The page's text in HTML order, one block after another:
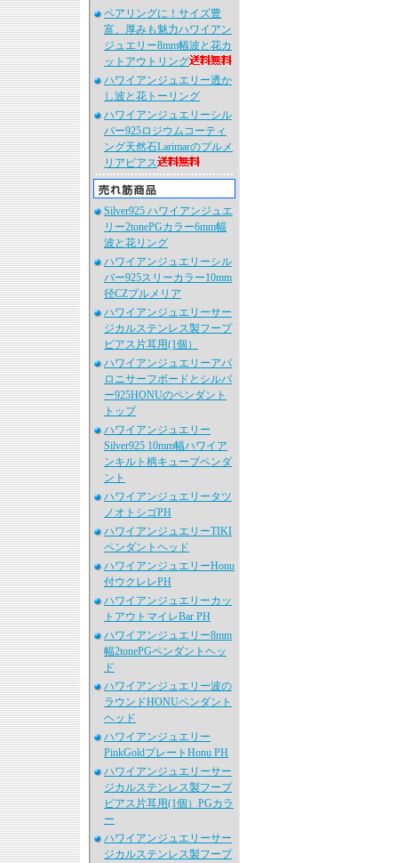
ペアリングに！サイズ豊
富、厚みも魅力ハワイアン
ジュエリー8mm幅波と花カ
ットアウトリング
ハワイアンジュエリー透か
し波と花トーリング
ハワイアンジュエリーシル
バー925ロジウムコーティ
ング天然石Larimarのプルメ
リアピアス
Silver925 ハワイアンジュエ
リー2tonePGカラー6mm幅
波と花リング
ハワイアンジュエリーシル
バー925スリーカラー10mm
径CZプルメリア
ハワイアンジュエリーサー
ジカルステンレス製フープ
ピアス片耳用(1個）
ハワイアンジュエリーアバ
ロニサーフボードとシルバ
ー925HONUのペンダント
トップ
ハワイアンジュエリー
Silver925 10mm幅ハワイア
ンキルト柄キューブペンダ
ント
ハワイアンジュエリータツ
ノオトシゴPH
ハワイアンジュエリーTIKI
ペンダントヘッド
ハワイアンジュエリーHonu
付ウクレレPH
ハワイアンジュエリーカッ
トアウトマイレBar PH
ハワイアンジュエリー8mm
幅2tonePGペンダントヘッ
ド
ハワイアンジュエリー波の
ラウンドHONUペンダント
ヘッド
ハワイアンジュエリー
PinkGoldプレートHonu PH
ハワイアンジュエリーサー
ジカルステンレス製フープ
ピアス片耳用(1個）PGカラ
ー
ハワイアンジュエリーサー
ジカルステンレス製フープ